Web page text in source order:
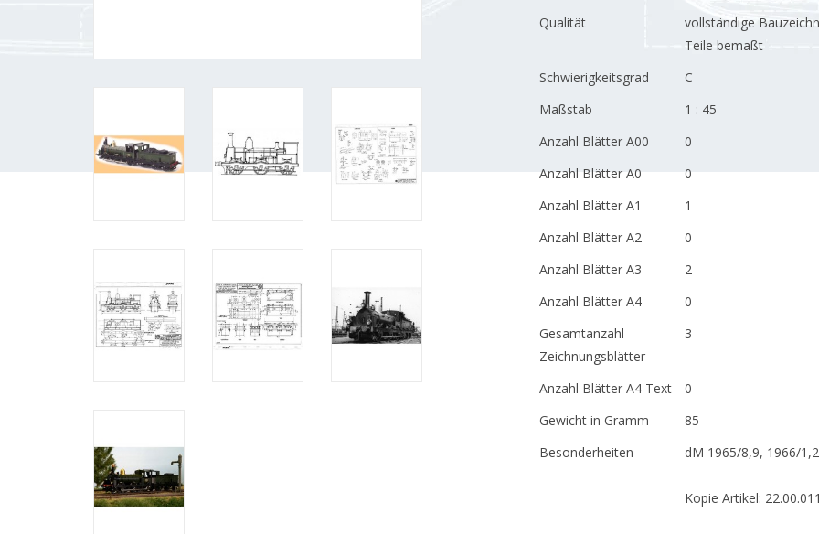
Qualität
vollständige
Teile bemaßt
Schwierigkeitsgrad
C
Maßstab
1 : 45
Anzahl Blätter A00
0
Anzahl Blätter A0
0
Anzahl Blätter A1
1
Anzahl Blätter A2
0
Anzahl Blätter A3
2
Anzahl Blätter A4
0
Gesamtanzahl
Zeichnungsblätter
3
Anzahl Blätter A4 Text
0
Gewicht in Gramm
85
Besonderheiten
dM 1965/8,9, 1966/1,2
Kopie Artikel: